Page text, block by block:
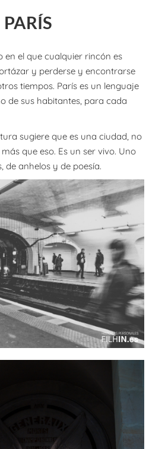
PARÍS
en el que cualquier rincón es
y perderse y encontrarse
tiempos. París es un lenguaje
de sus habitantes, para cada
sugiere que es una ciudad, no
que eso. Es un ser vivo. Uno
de anhelos y de poesía.